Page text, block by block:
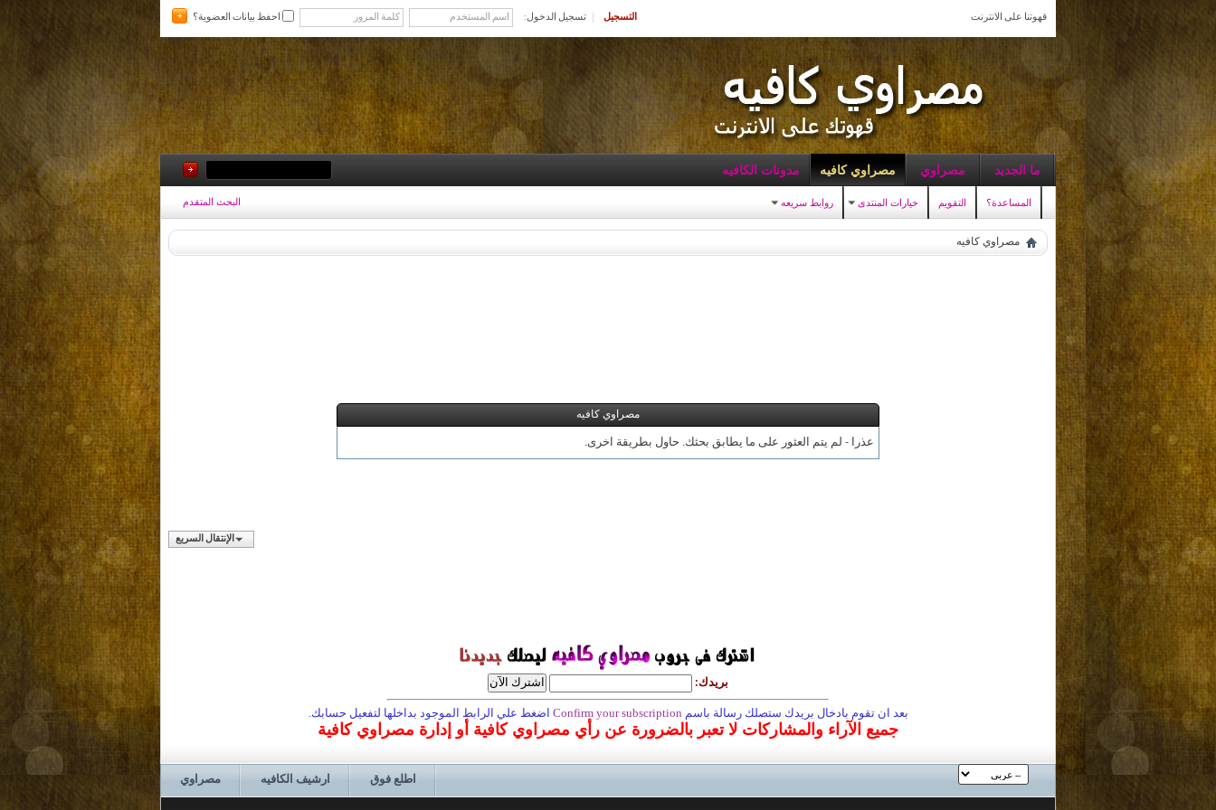
قهوتنا على الانترنت التسجيل تسجيل الدخول: احفظ بيانات العضوية؟
ما الجديد مصراوي مصراوي كافيه
المساعدة؟ التقويم خيارات المنتدى روابط سريعه
مدونات الكافيه
البحث المتقدم
مصراوي كافيه
مصراوي كافيه
عذرا - لم يتم العثور على ما يطابق بحثك. حاول بطريقة اخرى.
الإنتقال السريع
بريدك:
بعد ان تقوم بادخال بريدك ستصلك رسالة باسم Confirm your subscription اضغط علي الرابط الموجود بداخلها لتفعيل حسابك.
جميع الآراء والمشاركات لا تعبر بالضرورة عن رأي مصراوي كافية أو إدارة مصراوي كافية
مصراوي ارشيف الكافيه اطلع فوق